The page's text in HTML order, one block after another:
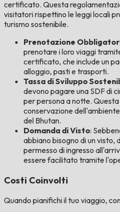
certificato. Questa
visitatori rispettino le leggi locali
turismo sostenibile.
Prenotazione
prenotare i loro viaggi
certificato, che include un
alloggio, pasti e trasporti.
Tassa di Sviluppo
devono pagare una SDF di
per persona a notte.
conservazione
del Bhutan.
Domanda di Visto:
abbiano bisogno di un visto,
permesso di ingresso
essere facilitato tramite
Costi Coinvolti
Quando pianifichi il tuo viaggio,